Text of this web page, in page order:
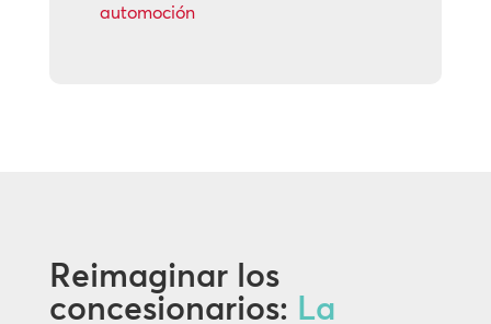
automoción
Reimaginar los
concesionarios: La